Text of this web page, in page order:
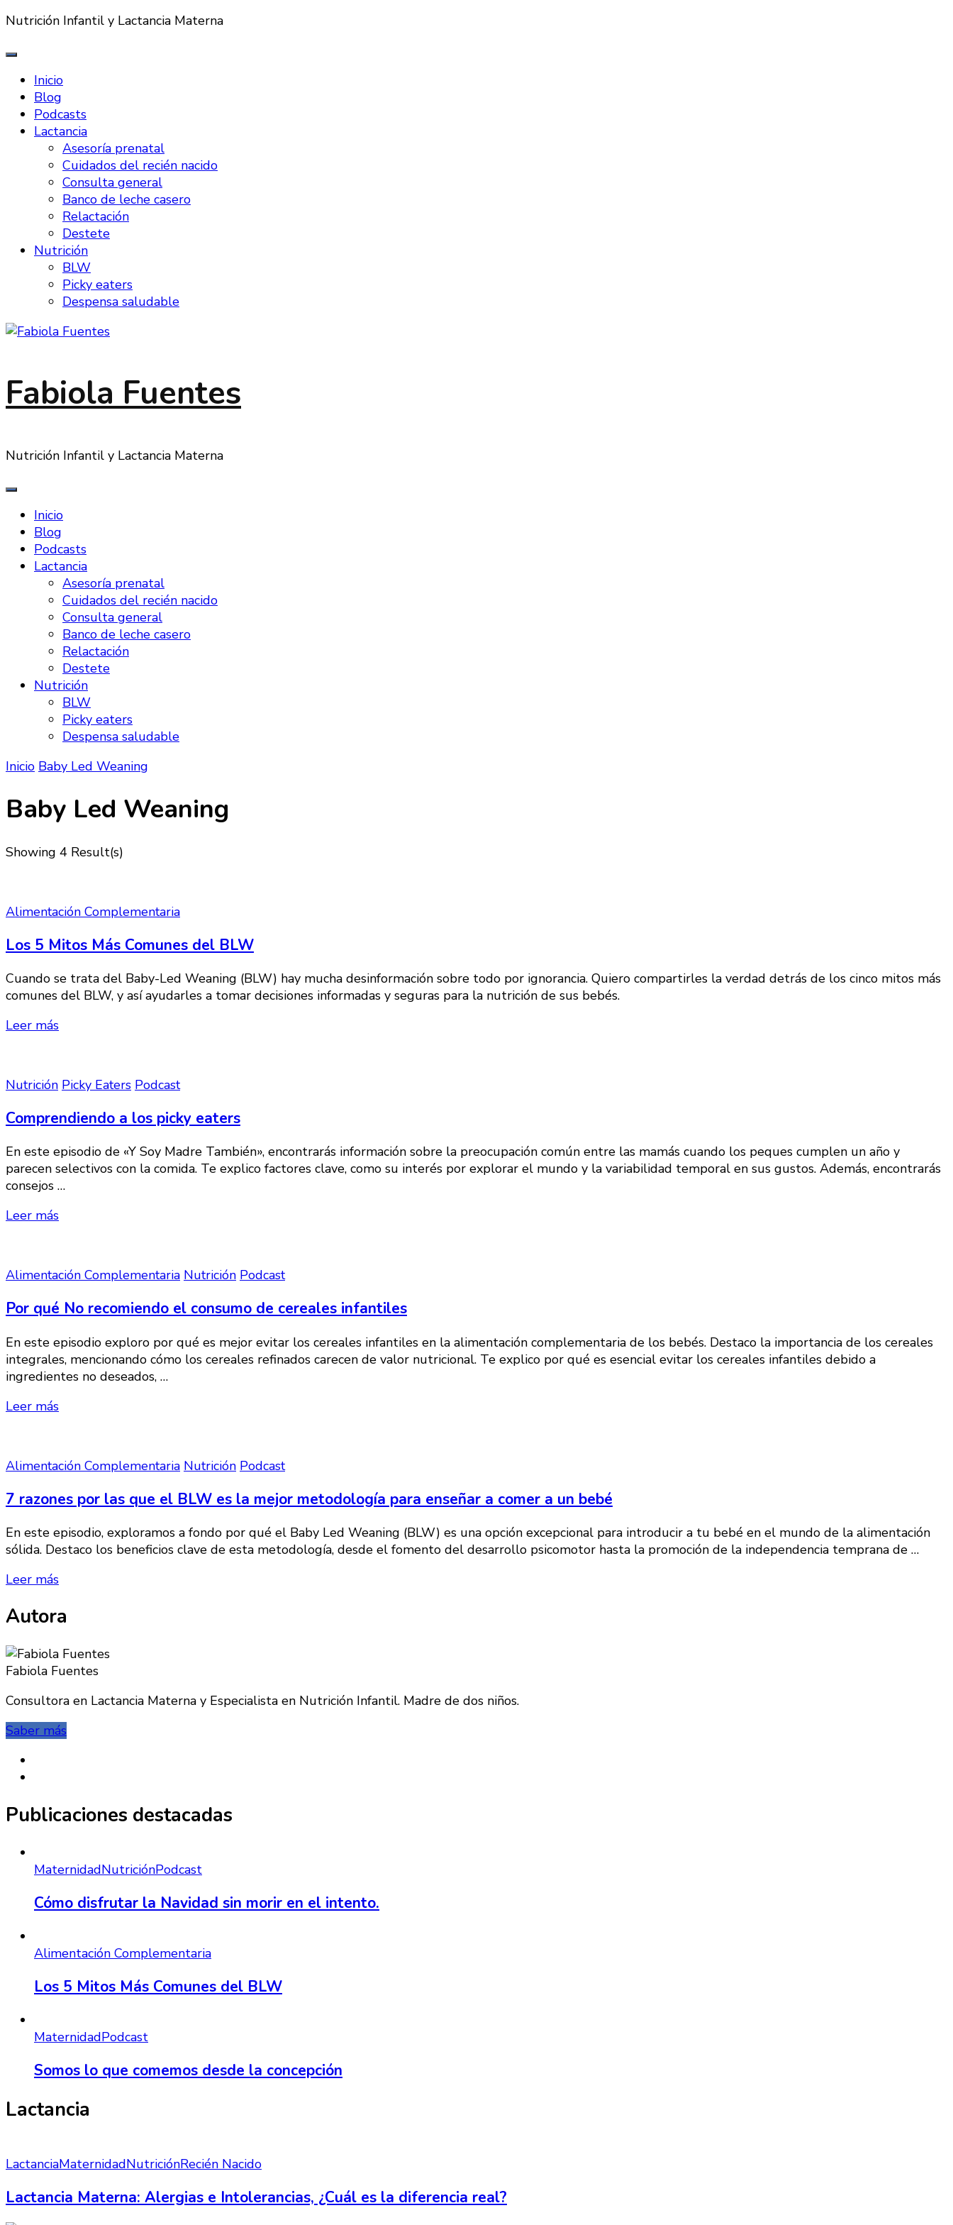
Nutrición Infantil y Lactancia Materna
Inicio
Blog
Podcasts
Lactancia
Asesoría prenatal
Cuidados del recién nacido
Consulta general
Banco de leche casero
Relactación
Destete
Nutrición
BLW
Picky eaters
Despensa saludable
Fabiola Fuentes
Nutrición Infantil y Lactancia Materna
Inicio
Blog
Podcasts
Lactancia
Asesoría prenatal
Cuidados del recién nacido
Consulta general
Banco de leche casero
Relactación
Destete
Nutrición
BLW
Picky eaters
Despensa saludable
Inicio Baby Led Weaning
Baby Led Weaning
Showing 4 Result(s)
Alimentación Complementaria
Los 5 Mitos Más Comunes del BLW
Cuando se trata del Baby-Led Weaning (BLW) hay mucha desinformación sobre todo por ignorancia. Quiero compartirles la verdad detrás de los cinco mitos más
comunes del BLW, y así ayudarles a tomar decisiones informadas y seguras para la nutrición de sus bebés.
Leer más
Nutrición Picky Eaters Podcast
Comprendiendo a los picky eaters
En este episodio de «Y Soy Madre También», encontrarás información sobre la preocupación común entre las mamás cuando los peques cumplen un año y
parecen selectivos con la comida. Te explico factores clave, como su interés por explorar el mundo y la variabilidad temporal en sus gustos. Además, encontrarás
consejos …
Leer más
Alimentación Complementaria Nutrición Podcast
Por qué No recomiendo el consumo de cereales infantiles
En este episodio exploro por qué es mejor evitar los cereales infantiles en la alimentación complementaria de los bebés. Destaco la importancia de los cereales
integrales, mencionando cómo los cereales refinados carecen de valor nutricional. Te explico por qué es esencial evitar los cereales infantiles debido a
ingredientes no deseados, …
Leer más
Alimentación Complementaria Nutrición Podcast
7 razones por las que el BLW es la mejor metodología para enseñar a comer a un bebé
En este episodio, exploramos a fondo por qué el Baby Led Weaning (BLW) es una opción excepcional para introducir a tu bebé en el mundo de la alimentación
sólida. Destaco los beneficios clave de esta metodología, desde el fomento del desarrollo psicomotor hasta la promoción de la independencia temprana de …
Leer más
Autora
Fabiola Fuentes
Consultora en Lactancia Materna y Especialista en Nutrición Infantil. Madre de dos niños.
Saber más
Publicaciones destacadas
MaternidadNutriciónPodcast
Cómo disfrutar la Navidad sin morir en el intento.
Alimentación Complementaria
Los 5 Mitos Más Comunes del BLW
MaternidadPodcast
Somos lo que comemos desde la concepción
Lactancia
LactanciaMaternidadNutriciónRecién Nacido
Lactancia Materna: Alergias e Intolerancias, ¿Cuál es la diferencia real?